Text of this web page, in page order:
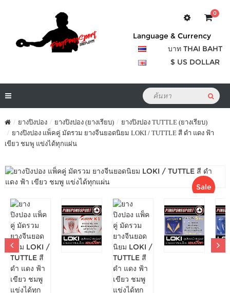
0
Language & Currency
บาท THAI BAHT
$ US DOLLAR
ยางปิงปอง ยางปิงปอง (ยางเรียบ)
ยางปิงปอง TUTTLE (ยางเรียบ)
ยางปิงปอง แพ็คคู่ มัดรวม ยางจีนยอดนิยม LOKI / TUTTLE สี ดำ แดง ฟ้า
เขียว ชมพู แข่งได้ทุกแผ่น
Sale
ยางปิงปอง แพ็คคู่ มัดรวม ยางจีนยอดนิยม LOKI /
TUTTLE สี ดำ แดง ฟ้า เขียว ชมพู แข่งได้ทุกแผ่น